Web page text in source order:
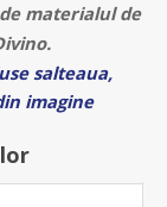
materialul de
salteaua,
imagine